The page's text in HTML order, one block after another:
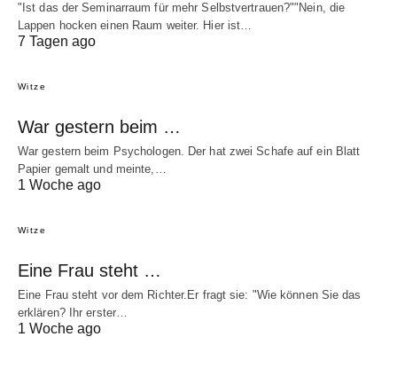
"Ist das der Seminarraum für mehr Selbstvertrauen?""Nein, die
Lappen hocken einen Raum weiter. Hier ist…
7 Tagen ago
Witze
War gestern beim …
War gestern beim Psychologen. Der hat zwei Schafe auf ein Blatt
Papier gemalt und meinte,…
1 Woche ago
Witze
Eine Frau steht …
Eine Frau steht vor dem Richter.Er fragt sie: "Wie können Sie das
erklären? Ihr erster…
1 Woche ago